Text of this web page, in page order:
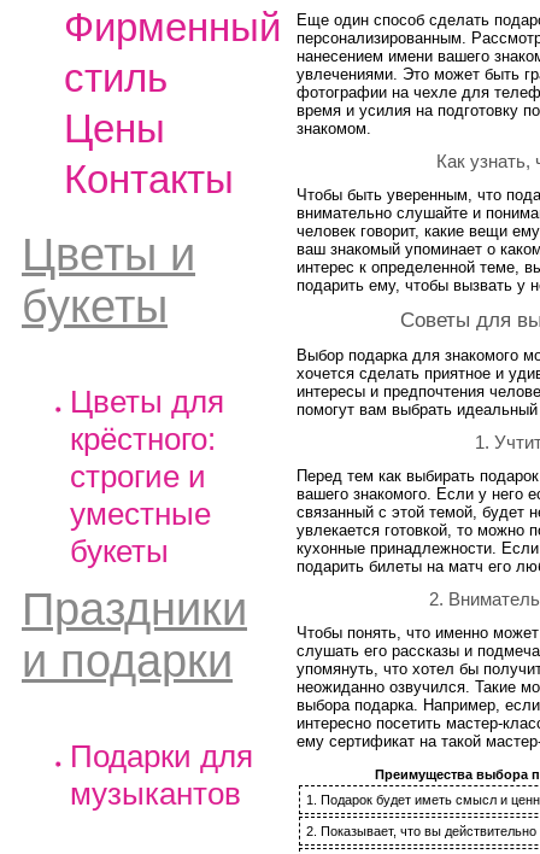
Фирменный
стиль
Цены
Контакты
Цветы и
букеты
Цветы для
крёстного:
строгие и
уместные
букеты
Праздники
и подарки
Подарки для
музыкантов
Еще один способ сделать
персонализированным.
нанесением имени вашего
увлечениями. Это может быть
фотографии на чехле для
время и усилия на подготовку
знакомом.
Как узнать,
Чтобы быть уверенным, что
внимательно слушайте и
человек говорит, какие вещи
ваш знакомый упоминает о
интерес к определенной теме,
подарить ему, чтобы вызвать у
Советы для
Выбор подарка для знакомого
хочется сделать приятное и
интересы и предпочтения
помогут вам выбрать
1.
Перед тем как выбирать
вашего знакомого. Если у него
связанный с этой темой, будет
увлекается готовкой, то можно
кухонные принадлежности.
подарить билеты на матч его
2.
Чтобы понять, что именно
слушать его рассказы и
упомянуть, что хотел бы
неожиданно озвучился. Такие
выбора подарка. Например,
интересно посетить мастер-
ему сертификат на такой
Преимущества выбора
1. Подарок будет иметь смысл и
2. Показывает, что вы